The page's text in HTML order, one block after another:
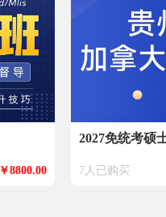
￥8800.00
2027免统考硕
7人已购买